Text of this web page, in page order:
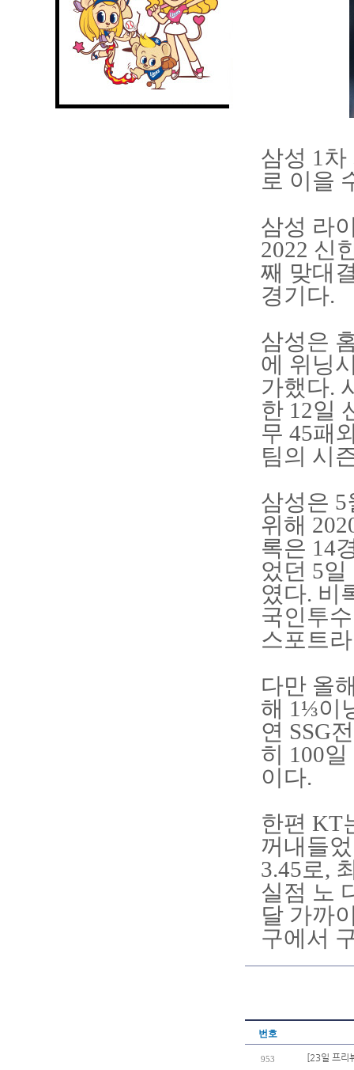
삼성 1차
로 이을
삼성 라
2022 신
째 맞대
경기다.
삼성은
에 위닝
가했다.
한 12일
무 45패
팀의 시
삼성은 5
위해
록은 14
었던 5
였다. 비
국인투
스포트
다만 올
해 1⅓이
연 SSG
히 100
이다.
한편 KT
꺼내들
3.45로,
실점 노
달 가까
구에서
번호
953 [23일 프리